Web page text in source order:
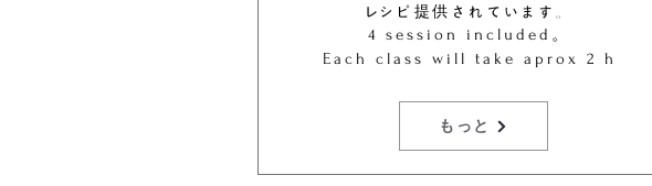
​レシピ提供されています。
4 session incl uded。
Each class will take aprox 2 h
もっと